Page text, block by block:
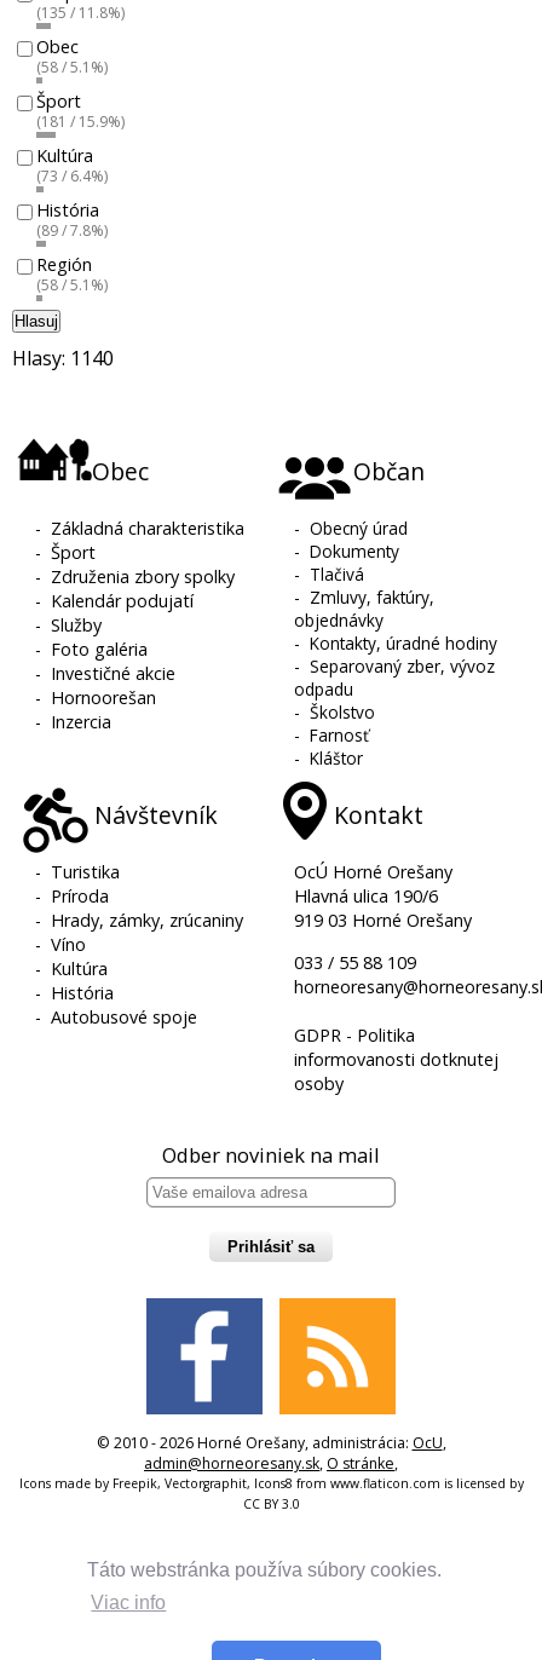
Táto webstránka používa súbory cookies.
Viac info
(135 / 11.8%)
Obec
(58 / 5.1%)
Šport
(181 / 15.9%)
Kultúra
(73 / 6.4%)
História
(89 / 7.8%)
Región
(58 / 5.1%)
Hlasuj
Hlasy: 1140
Obec
- Základná charakteristika
-Šport
- Združenia zbory spolky
- Kalendár podujatí
-Služby
- Foto galéria
- Investičné akcie
- Hornoorešan
- Inzercia
Občan
-Obecný úrad
-Dokumenty
- Tlačivá
- Zmluvy, faktúry,
objednávky
-Kontakty, úradné hodiny
-Separovaný zber, vývoz
odpadu
-Školstvo
-Farnosť
-Kláštor
Návštevník
- Turistika
- Príroda
- Hrady, zámky, zrúcaniny
-Víno
- Kultúra
- História
-Autobusové spoje
Kontakt
OcÚ Horné Orešany
Hlavná ulica 190/6
919 03 Horné Orešany
033 / 55 88 109
GDPR - Politika
informovanosti dotknutej
osoby
Odber noviniek na mail
Prihlásiť sa
© 2010 - 2026 Horné Orešany, administrácia: OcU,
admin@horneoresany.sk, O stránke,
Icons made by Freepik, Vectorgraphit, Icons8 from www.flaticon.com is licensed by
CC BY 3.0